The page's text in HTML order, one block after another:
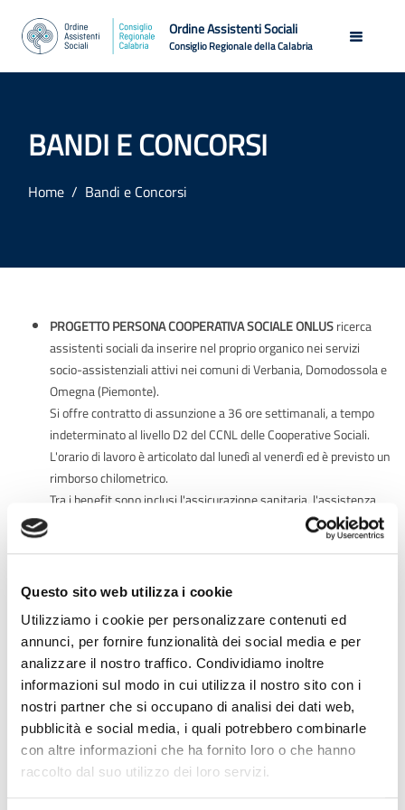
Questo sito web utilizza i cookie
Utilizziamo i cookie per personalizzare contenuti ed
annunci, per fornire funzionalità dei social media e per
analizzare il nostro traffico. Condividiamo inoltre
informazioni sul modo in cui utilizza il nostro sito con i
nostri partner che si occupano di analisi dei dati web,
pubblicità e social media, i quali potrebbero combinarle
con altre informazioni che ha fornito loro o che hanno
raccolto dal suo utilizzo dei loro servizi.
Ordine Assistenti Sociali
Consiglio Regionale della Calabria
BANDI E CONCORSI
Home Bandi e Concorsi
PROGETTO PERSONA COOPERATIVA SOCIALE ONLUSricerca
assistenti sociali da inserire nel proprio organico nei servizi
socio-assistenziali attivi nei comuni di Verbania, Domodossola e
Omegna (Piemonte).
Si offre contratto di assunzione a 36 ore settimanali, a tempo
indeterminato al livello D2 del CCNL delle Cooperative Sociali.
L'orario di lavoro è articolato dal lunedì al venerdì ed è previsto un
rimborso chilometrico.
Tra i benefit sono inclusi l'assicurazione sanitaria, l'assistenza
sanitaria integrativa e l'assegnazione di un cellulare aziendale.
L'annuncio è rivolto a candidati e candidate di entrambi i sessi
Se interessati/e contattare: mgrossi@pppersona.it
ARACON COOPERATIVA SOCIALE ONLUScon sede a Udine
ricerca N.1 ASSISTENTE SOCIALE – ZONA GEMONA (UD)
In ??possesso dei seguenti requisiti:
- Laurea triennale in servizio sociale (L-39) e Iscrizione all'Albo B
degli assistenti sociali
- Preferibilmente con esperienza nell'ambito dei minori stranieri
non accompagnati